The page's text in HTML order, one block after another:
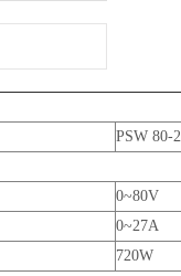
PSW 80-
0~80V
0~27A
720W